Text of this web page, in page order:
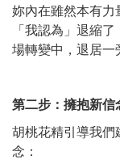
妳內在雖然本有
「我認為」退縮
場轉變中，退居一
第二步：擁抱新信
胡桃花精引導我
念：